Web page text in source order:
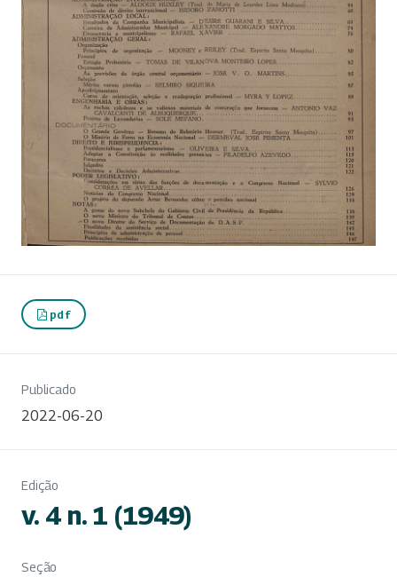
pdf
Publicado
2022-06-20
Edição
v. 4 n. 1 (1949)
Seção